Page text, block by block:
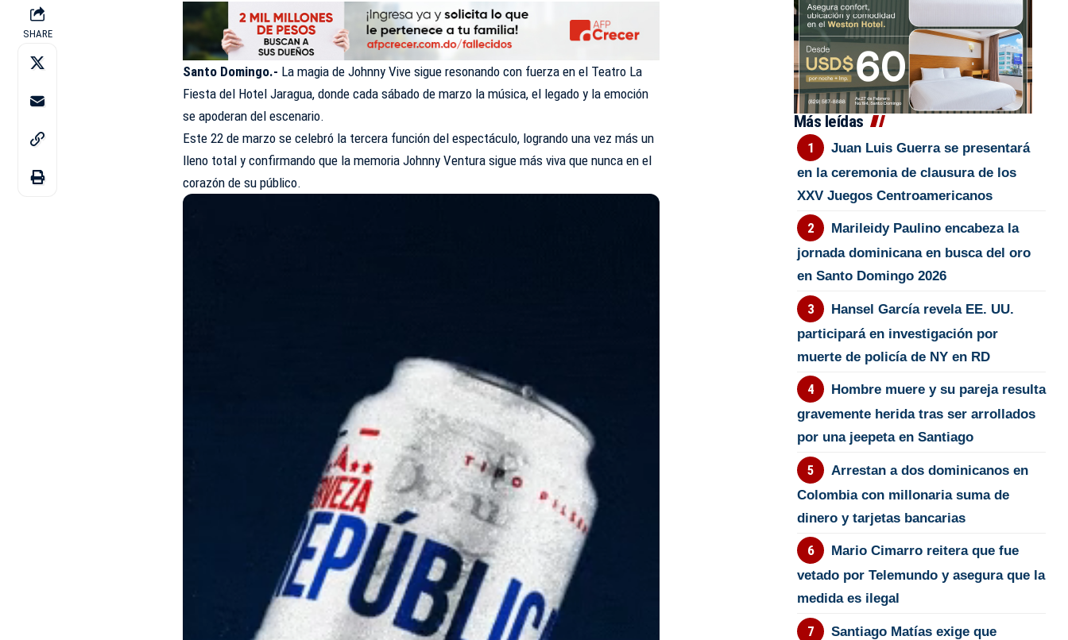
SHARE
Santo Domingo.- La magia de Johnny Vive sigue resonando con fuerza en el Teatro La
Fiesta del Hotel Jaragua, donde cada sábado de marzo la música, el legado y la emoción
se apoderan del escenario.
Este 22 de marzo se celebró la tercera función del espectáculo, logrando una vez más un
lleno total y confirmando que la memoria Johnny Ventura sigue más viva que nunca en el
corazón de su público.
Más leídas
Juan Luis Guerra se presentará
en la ceremonia de clausura de los
XXV Juegos Centroamericanos
Marileidy Paulino encabeza la
jornada dominicana en busca del oro
en Santo Domingo 2026
Hansel García revela EE. UU.
participará en investigación por
muerte de policía de NY en RD
Hombre muere y su pareja resulta
gravemente herida tras ser arrollados
por una jeepeta en Santiago
Arrestan a dos dominicanos en
Colombia con millonaria suma de
dinero y tarjetas bancarias
Mario Cimarro reitera que fue
vetado por Telemundo y asegura que la
medida es ilegal
Santiago Matías exige que